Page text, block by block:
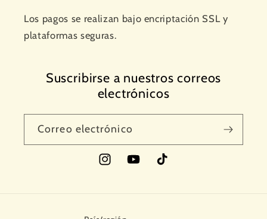
Los pagos se realizan bajo encriptación SSL y
plataformas seguras.
Suscribirse a nuestros correos
electrónicos
Correo electrónico
InstagramYouTubeTikTok